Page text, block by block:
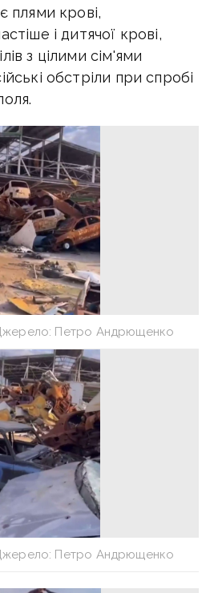
плями крові,
і дитячої крові,
з цілими сім'ями
обстріли при спробі
Петро Андрющенко
Петро Андрющенко